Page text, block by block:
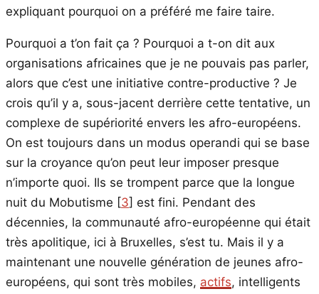
expliquant pourquoi on a préféré me faire taire.
Pourquoi a t’on fait ça ? Pourquoi a t-on dit aux
organisations africaines que je ne pouvais pas parler,
alors que c’est une initiative contre-productive ? Je
crois qu’il y a, sous-jacent derrière cette tentative, un
complexe de supériorité envers les afro-européens.
On est toujours dans un modus operandi qui se base
sur la croyance qu’on peut leur imposer presque
n’importe quoi. Ils se trompent parce que la longue
nuit du Mobutisme [3] est fini. Pendant des
décennies, la communauté afro-européenne qui était
très apolitique, ici à Bruxelles, s’est tu. Mais il y a
maintenant une nouvelle génération de jeunes afro-
européens, qui sont très mobiles, actifs, intelligents